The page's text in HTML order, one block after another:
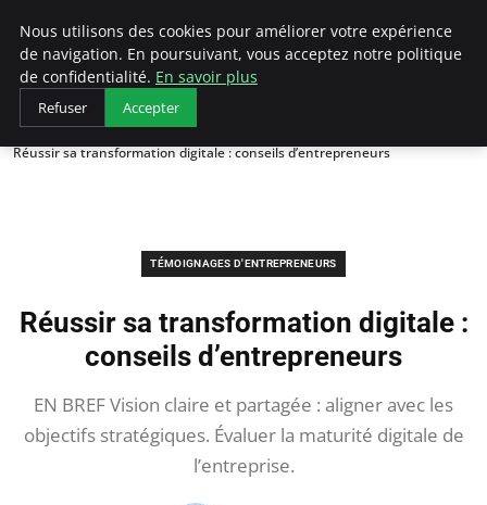
LECFCM
Accueil
Témoignages d'entrepreneurs
Réussir sa transformation digitale : conseils d’entrepreneurs
TÉMOIGNAGES D'ENTREPRENEURS
Réussir sa transformation digitale :
conseils d’entrepreneurs
EN BREF Vision claire et partagée : aligner avec les
objectifs stratégiques. Évaluer la maturité digitale de
l’entreprise.
Nous utilisons des cookies pour améliorer votre expérience
de navigation. En poursuivant, vous acceptez notre politique
de confidentialité. En savoir plus
Refuser Accepter